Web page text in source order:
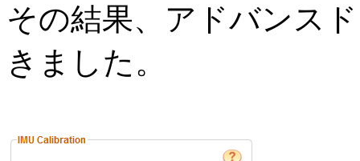
その結果、アドバンス
きました。